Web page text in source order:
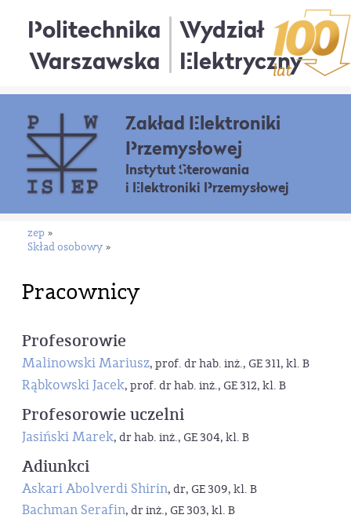
Politechnika
Warszawska
Wydział
Elektryczny
Zakład Elektroniki
Przemysłowej
Instytut Sterowania
i Elektroniki Przemysłowej
zep »
Skład osobowy »
Pracownicy
Profesorowie
Malinowski Mariusz, prof. dr hab. inż., GE 311, kl. B
Rąbkowski Jacek, prof. dr hab. inż., GE 312, kl. B
Profesorowie uczelni
Jasiński Marek, dr hab. inż., GE 304, kl. B
Adiunkci
Askari Abolverdi Shirin, dr, GE 309, kl. B
Bachman Serafin, dr inż., GE 303, kl. B